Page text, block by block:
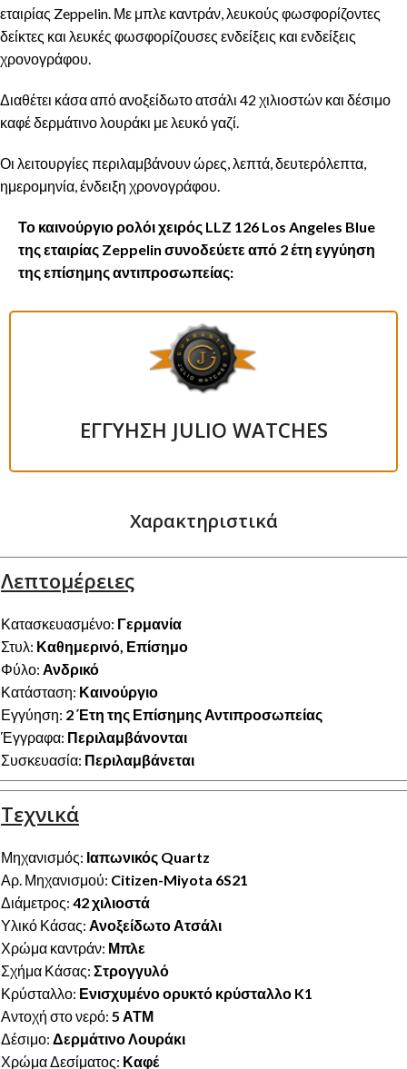
εταιρίας Zeppelin. Με μπλε καντράν, λευκούς φωσφορίζοντες
δείκτες και λευκές φωσφορίζουσες ενδείξεις και ενδείξεις
χρονογράφου.
Διαθέτει κάσα από ανοξείδωτο ατσάλι 42 χιλιοστών και δέσιμο
καφέ δερμάτινο λουράκι με λευκό γαζί.
Οι λειτουργίες περιλαμβάνουν ώρες, λεπτά, δευτερόλεπτα,
ημερομηνία, ένδειξη χρονογράφου.
Το καινούργιο ρολόι χειρός LLZ 126 Los Angeles Blue
της εταιρίας Zeppelin συνοδεύετε από 2 έτη εγγύηση
της επίσημης αντιπροσωπείας:
ΕΓΓΥΗΣΗ JULIO WATCHES
Χαρακτηριστικά
Λεπτομέρειες
Κατασκευασμένο: Γερμανία
Στυλ: Καθημερινό, Επίσημο
Φύλο: Ανδρικό
Κατάσταση: Καινούργιο
Εγγύηση: 2 Έτη της Επίσημης Αντιπροσωπείας
Έγγραφα: Περιλαμβάνονται
Συσκευασία: Περιλαμβάνεται
Τεχνικά
Μηχανισμός: Ιαπωνικός Quartz
Αρ. Μηχανισμού: Citizen-Miyota 6S21
Διάμετρος: 42 χιλιοστά
Υλικό Κάσας: Ανοξείδωτο Ατσάλι
Χρώμα καντράν: Μπλε
Σχήμα Κάσας: Στρογγυλό
Κρύσταλλο: Ενισχυμένο ορυκτό κρύσταλλο K1
Αντοχή στο νερό: 5 ΑΤΜ
Δέσιμο: Δερμάτινο Λουράκι
Χρώμα Δεσίματος: Καφέ